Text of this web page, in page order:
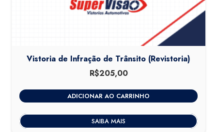
Vistoria de Infração de Trânsito (Revistoria)
R$205,00
ADICIONAR AO CARRINHO
SAIBA MAIS